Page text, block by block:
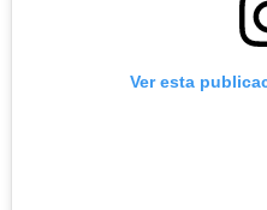
Ver esta